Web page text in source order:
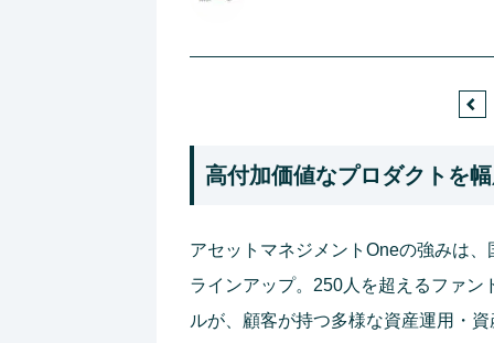
高付加価値なプロダクトを
アセットマネジメントOneの強みは
ラインアップ。250人を超えるファ
ルが、顧客が持つ多様な資産運用・